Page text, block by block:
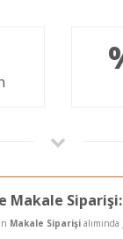
Makale Siparişi:
Makale Siparişi alımında